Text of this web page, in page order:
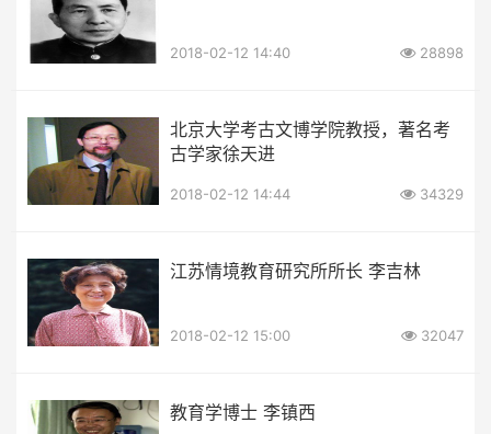
2018-02-12 14:40 28898
北京大学考古文博学院教授，著名考
古学家徐天进
2018-02-12 14:44 34329
江苏情境教育研究所所长 李吉林
2018-02-12 15:00 32047
教育学博士 李镇西